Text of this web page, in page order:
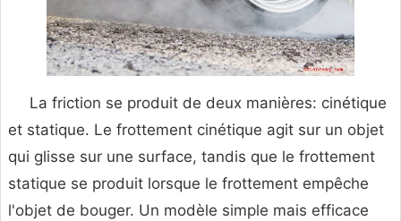
La friction se produit de deux manières: cinétique
et statique. Le frottement cinétique agit sur un objet
qui glisse sur une surface, tandis que le frottement
statique se produit lorsque le frottement empêche
l'objet de bouger. Un modèle simple mais efficace